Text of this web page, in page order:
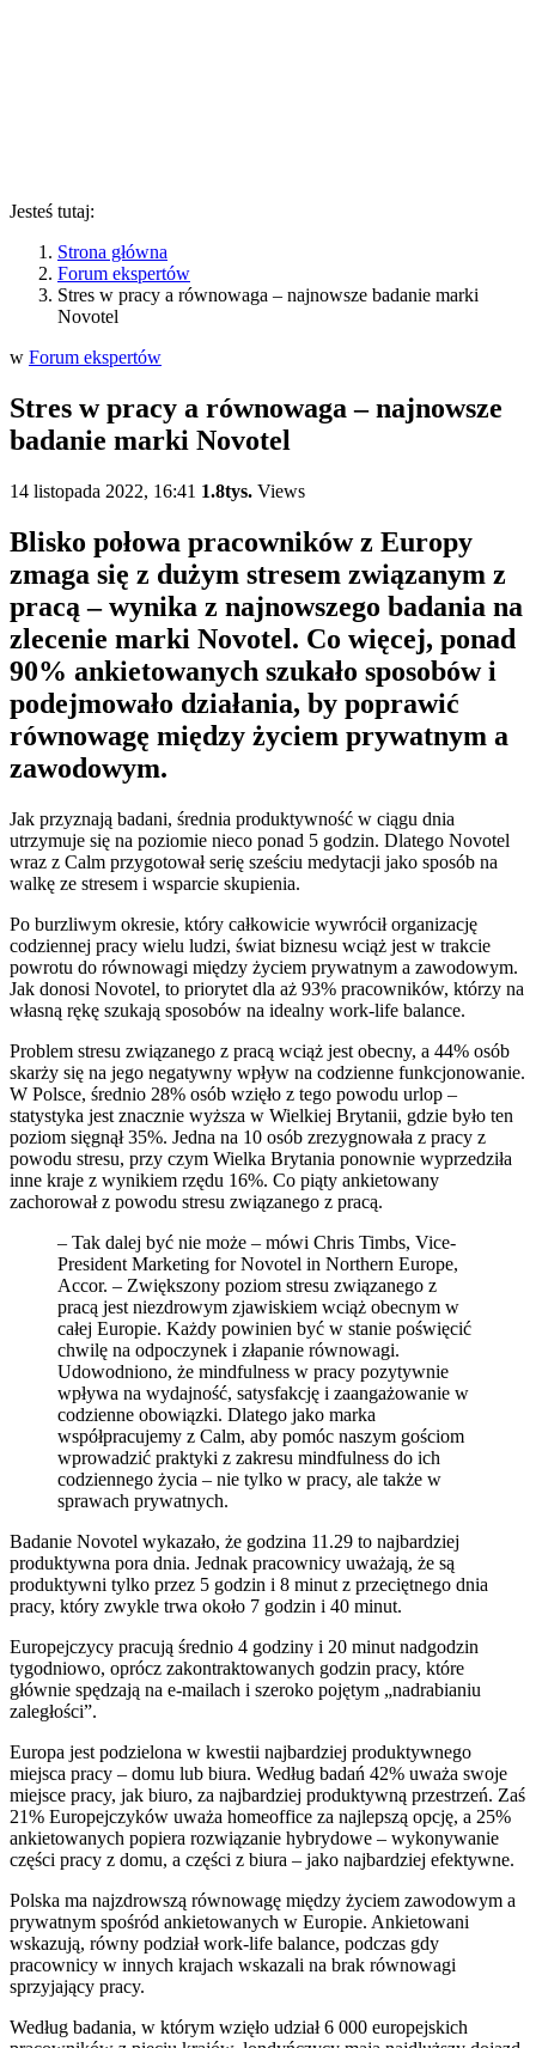
Jesteś tutaj:
Strona główna
Forum ekspertów
Stres w pracy a równowaga – najnowsze badanie marki
Novotel
w Forum ekspertów
Stres w pracy a równowaga – najnowsze
badanie marki Novotel
14 listopada 2022, 16:41 1.8tys. Views
Blisko połowa pracowników z Europy
zmaga się z dużym stresem związanym z
pracą – wynika z najnowszego badania na
zlecenie marki Novotel. Co więcej, ponad
90% ankietowanych szukało sposobów i
podejmowało działania, by poprawić
równowagę między życiem prywatnym a
zawodowym.
Jak przyznają badani, średnia produktywność w ciągu dnia
utrzymuje się na poziomie nieco ponad 5 godzin. Dlatego Novotel
wraz z Calm przygotował serię sześciu medytacji jako sposób na
walkę ze stresem i wsparcie skupienia.
Po burzliwym okresie, który całkowicie wywrócił organizację
codziennej pracy wielu ludzi, świat biznesu wciąż jest w trakcie
powrotu do równowagi między życiem prywatnym a zawodowym.
Jak donosi Novotel, to priorytet dla aż 93% pracowników, którzy na
własną rękę szukają sposobów na idealny work-life balance.
Problem stresu związanego z pracą wciąż jest obecny, a 44% osób
skarży się na jego negatywny wpływ na codzienne funkcjonowanie.
W Polsce, średnio 28% osób wzięło z tego powodu urlop –
statystyka jest znacznie wyższa w Wielkiej Brytanii, gdzie było ten
poziom sięgnął 35%. Jedna na 10 osób zrezygnowała z pracy z
powodu stresu, przy czym Wielka Brytania ponownie wyprzedziła
inne kraje z wynikiem rzędu 16%. Co piąty ankietowany
zachorował z powodu stresu związanego z pracą.
– Tak dalej być nie może – mówi Chris Timbs, Vice-
President Marketing for Novotel in Northern Europe,
Accor. – Zwiększony poziom stresu związanego z
pracą jest niezdrowym zjawiskiem wciąż obecnym w
całej Europie. Każdy powinien być w stanie poświęcić
chwilę na odpoczynek i złapanie równowagi.
Udowodniono, że mindfulness w pracy pozytywnie
wpływa na wydajność, satysfakcję i zaangażowanie w
codzienne obowiązki. Dlatego jako marka
współpracujemy z Calm, aby pomóc naszym gościom
wprowadzić praktyki z zakresu mindfulness do ich
codziennego życia – nie tylko w pracy, ale także w
sprawach prywatnych.
Badanie Novotel wykazało, że godzina 11.29 to najbardziej
produktywna pora dnia. Jednak pracownicy uważają, że są
produktywni tylko przez 5 godzin i 8 minut z przeciętnego dnia
pracy, który zwykle trwa około 7 godzin i 40 minut.
Europejczycy pracują średnio 4 godziny i 20 minut nadgodzin
tygodniowo, oprócz zakontraktowanych godzin pracy, które
głównie spędzają na e-mailach i szeroko pojętym „nadrabianiu
zaległości”.
Europa jest podzielona w kwestii najbardziej produktywnego
miejsca pracy – domu lub biura. Według badań 42% uważa swoje
miejsce pracy, jak biuro, za najbardziej produktywną przestrzeń. Zaś
21% Europejczyków uważa homeoffice za najlepszą opcję, a 25%
ankietowanych popiera rozwiązanie hybrydowe – wykonywanie
części pracy z domu, a części z biura – jako najbardziej efektywne.
Polska ma najzdrowszą równowagę między życiem zawodowym a
prywatnym spośród ankietowanych w Europie. Ankietowani
wskazują, równy podział work-life balance, podczas gdy
pracownicy w innych krajach wskazali na brak równowagi
sprzyjający pracy.
Według badania, w którym wzięło udział 6 000 europejskich